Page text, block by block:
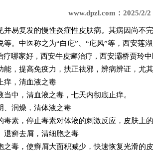
www.dpzl.com：2025/2/2
并易复发的慢性炎症性皮肤病。其病因尚不
。中医称之为“白庀”、“庀风”等，西安莲
疗哪家好， 西安牛皮癣治疗 ， 西安灞桥贾玲
能，提高免疫力，扶正祛邪，辨病辨证，尤
痒，清血液之毒
中，清血液之毒，七天内彻底止痒。
、润燥，清体液之毒
毒素，停止毒素对体液的刺激反应，皮肤上
退癣去屑，清细胞之毒
之毒，使癣屑大面积减少，快速恢复光滑的皮